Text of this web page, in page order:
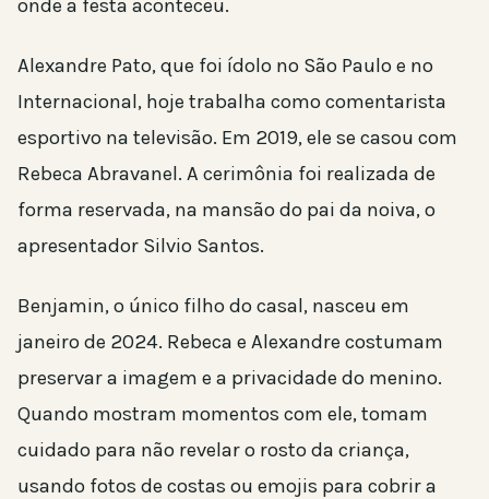
onde a festa aconteceu.
Alexandre Pato, que foi ídolo no São Paulo e no
Internacional, hoje trabalha como comentarista
esportivo na televisão. Em 2019, ele se casou com
Rebeca Abravanel. A cerimônia foi realizada de
forma reservada, na mansão do pai da noiva, o
apresentador Silvio Santos.
Benjamin, o único filho do casal, nasceu em
janeiro de 2024. Rebeca e Alexandre costumam
preservar a imagem e a privacidade do menino.
Quando mostram momentos com ele, tomam
cuidado para não revelar o rosto da criança,
usando fotos de costas ou emojis para cobrir a